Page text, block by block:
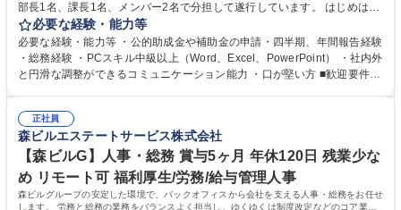
部長1名、課長1名、メンバー2名で分担して遂行しています。 はじめは担
当者として業務を覚えていただき、ゆくゆくはリーダーやマネージャーポ
ジションとして活躍いただくことを期待しています。 【総務・人事グルー
プの業務内容】 ・人事制度関連 ・採用活動 ・教育研修の企画、実行 ・勤
怠管理 ・官公庁への各種提出 ・法定の会議運営（評議員会、理事会） ・
管理 ・福利厚生関連 ・職員からの問合せ、相談対応 ・その他日常の総務
業務全般 募集職種 【東京／文京区】公益財団法人の総務人事業務／年間
休日125日
必要な経験・能力等
必要な経験・能力等 ・公的助成金や補助金の申請・四半期、年間報告経験
・総務経験 ・PCスキル中級以上（Word、Excel、PowerPoint） ・社内外
と円滑な調整ができるコミュニケーション能力 ・口が堅い方 ■歓迎要件
正社員
森ビルエステートサービス株式会社
【森ビルG】人事・総務 賞与5ヶ月 年休120日 残業少な
め リモート可 福利厚生/労務/給与管理人事
森ビルグループの安定した環境で、バックオフィスから会社を支える人事・総務をお任せ
します。 労務と総務の業務をバランスよく担当し、ゆくゆくは制度改定などのコア業務